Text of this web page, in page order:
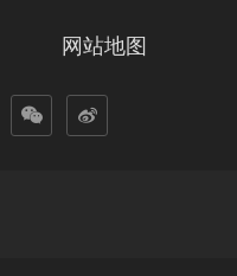
网站地图